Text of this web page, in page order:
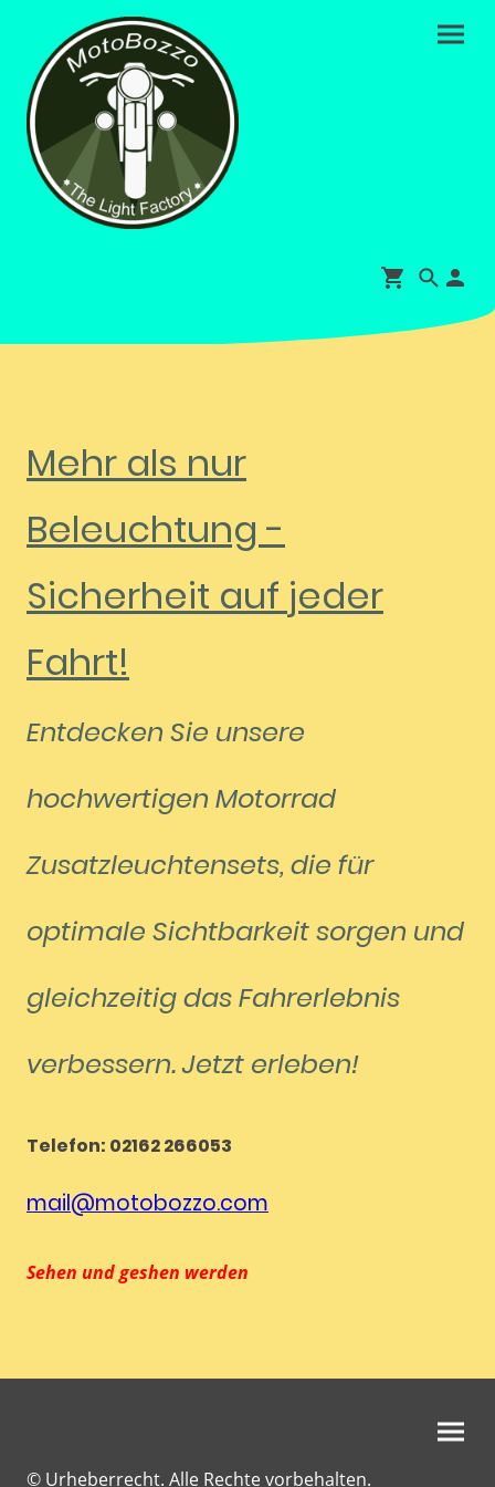
Mehr als nur
Beleuchtung -
Sicherheit auf jeder
Fahrt!
Entdecken Sie unsere
hochwertigen Motorrad
Zusatzleuchtensets, die für
optimale Sichtbarkeit sorgen und
gleichzeitig das Fahrerlebnis
verbessern. Jetzt erleben!
Telefon: 02162 266053
mail@motobozzo.com
Sehen und geshen werden
© Urheberrecht. Alle Rechte vorbehalten.